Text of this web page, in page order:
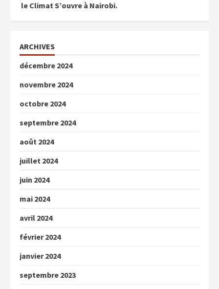
le Climat S’ouvre à Nairobi.
ARCHIVES
décembre 2024
novembre 2024
octobre 2024
septembre 2024
août 2024
juillet 2024
juin 2024
mai 2024
avril 2024
février 2024
janvier 2024
septembre 2023